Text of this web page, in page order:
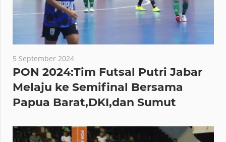
5 September 2024
PON 2024:Tim Futsal Putri Jabar
Melaju ke Semifinal Bersama
Papua Barat,DKI,dan Sumut